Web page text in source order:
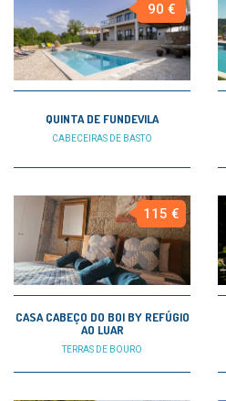
90 €
QUINTA DE FUNDEVILA
CABECEIRAS DE BASTO
115 €
CASA CABEÇO DO BOI BY REFÚGIO
AO LUAR
TERRAS DE BOURO